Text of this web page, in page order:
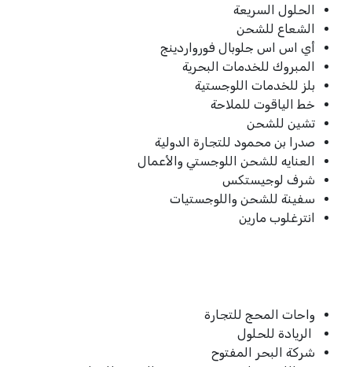
الحلول السريعة
الشعاع للشحن
أي اس اس جلوبال فورواردينج
المبروك للخدمات البحرية
بلز للخدمات اللوجستية
خط الياقوت للملاحة
تشين للشحن
صدرا بن محمود للتجارة الدولية
العنايه للشحن اللوجستي والأعمال
شرف لوجيستكس​
سفينة للشحن واللوجستيات
انترغلوب مارين
واحات المحج للتجارة
الريادة للحلول​
شركة البحر المفتوح